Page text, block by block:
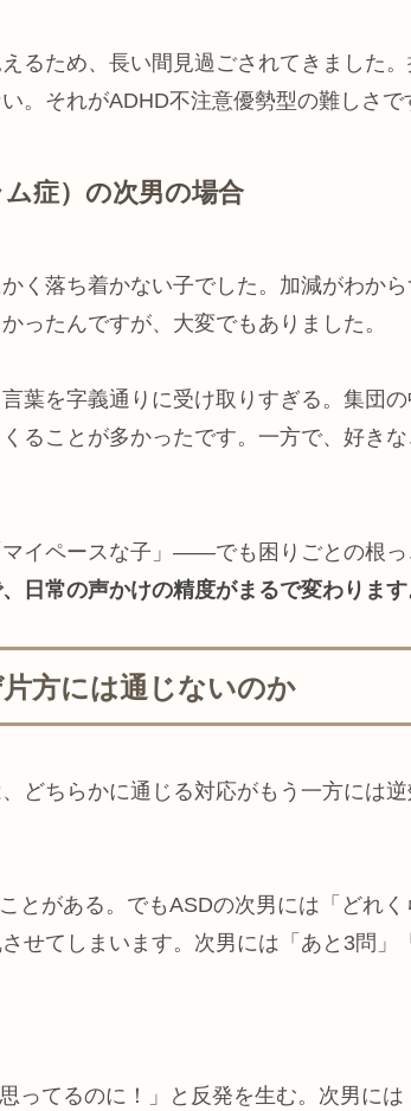
るため、長い間見過ごされてきました。
。それがADHD不注意優勢型の難しさで
症）の次男の場合
く落ち着かない子でした。加減がわか
ったんですが、大変でもありました。
葉を字義通りに受け取りすぎる。集団
ることが多かったです。一方で、好き
イペースな子」——でも困りごとの根っ
日常の声かけの精度がまるで変わります
方には通じないのか
どちらかに通じる対応がもう一方には逆
とがある。でもASDの次男には「どれく
せてしまいます。次男には「あと3問」
ってるのに！」と反発を生む。次男に